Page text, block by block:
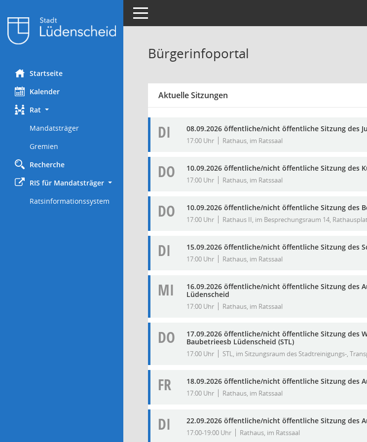
Startseite
Kalender
Rat
Mandatsträger
Gremien
Recherche
RIS für Mandatsträger
Ratsinformationssystem
Toggle navigation
Bürgerinfoportal
Aktuelle Sitzungen
DI 08.09.2026 öffentliche/nicht öffentliche Sitzung des
17:00 Uhr Rathaus, im Ratssaal
DO 10.09.2026 öffentliche/nicht öffentliche Sitzung des
17:00 Uhr Rathaus, im Ratssaal
DO 10.09.2026 öffentliche/nicht öffentliche Sitzung des
17:00 Uhr Rathaus II, im Besprechungsraum 14,
DI 15.09.2026 öffentliche/nicht öffentliche Sitzung des
17:00 Uhr Rathaus, im Ratssaal
MI
16.09.2026 öffentliche/nicht öffentliche Sitzung des
Lüdenscheid
17:00 Uhr Rathaus, im Ratssaal
DO
17.09.2026 öffentliche/nicht öffentliche Sitzung des
Baubetrieesb Lüdenscheid (STL)
17:00 Uhr STL, im Sitzungsraum des Stadtreinigungs-,
FR 18.09.2026 öffentliche/nicht öffentliche Sitzung des
17:00 Uhr Rathaus, im Ratssaal
DI 22.09.2026 öffentliche/nicht öffentliche Sitzung des
17:00-19:00 Uhr Rathaus, im Ratssaal